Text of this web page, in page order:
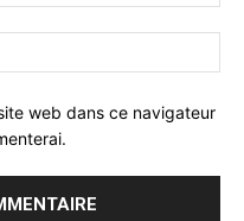
web dans ce navigateur